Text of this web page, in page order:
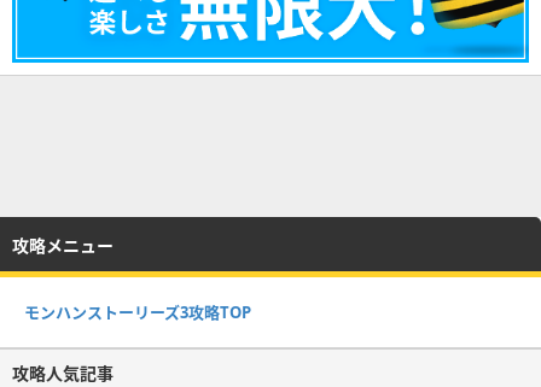
攻略メニュー
モンハンストーリーズ3攻略TOP
攻略人気記事